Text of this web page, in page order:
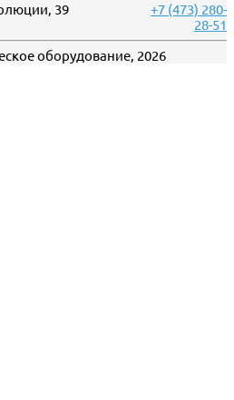
39
+7 (473) 280-
28-51
оборудование, 2026